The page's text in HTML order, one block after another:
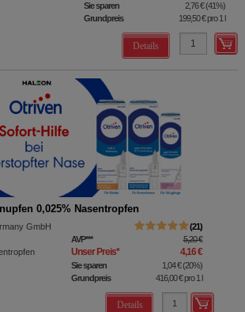
Sie sparen 2,76 €(41%)
Grundpreis
199,50 €pro 1 l
Details
0,025% Nasentropfen
GmbH
21
AVP*** 5,20 €
Unser Preis* 4,16 €
Sie sparen 1,04 € (20%)
Grundpreis
416,00 €pro 1 l
Details